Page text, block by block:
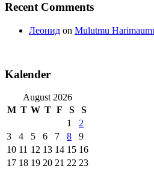
Recent Comments
Леонид on Mulutmu
Kalender
August 2026
M T W T F S
S
1
2
3
4 5 6 7 8
9
10 11 12 13 14 15 16
17 18 19 20 21 22 23